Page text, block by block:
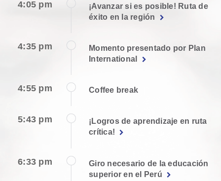
4:05 pm
¡Avanzar si es posible! Ruta de
éxito en la región
4:35 pm
Momento presentado por Plan
International
4:55 pm Coffee break
5:43 pm
¡Logros de aprendizaje en ruta
crítica!
6:33 pm
Giro necesario de la educación
superior en el Perú